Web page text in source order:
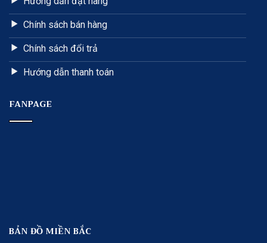
Chính sách bán hàng
Chính sách đổi trả
Hướng dẫn thanh toán
FANPAGE
BẢN ĐỒ MIỀN BẮC